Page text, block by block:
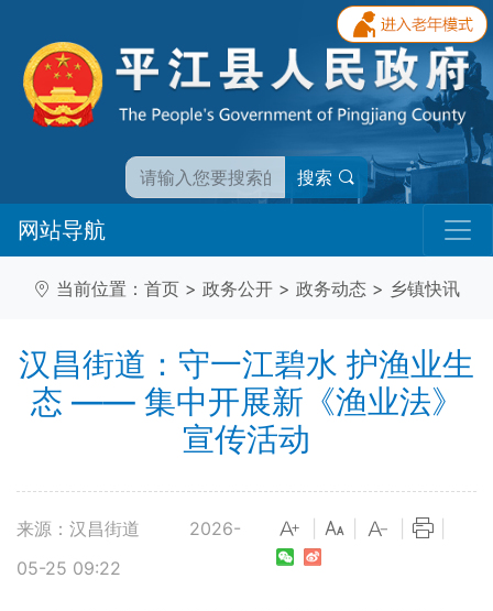
搜索
网站导航
当前位置： 首页 > 政务公开 > 政务动态 > 乡镇快讯
汉昌街道：守一江碧水 护渔业生
态 —— 集中开展新《渔业法》
宣传活动​
来源：汉昌街道
2026-
05-25 09:22